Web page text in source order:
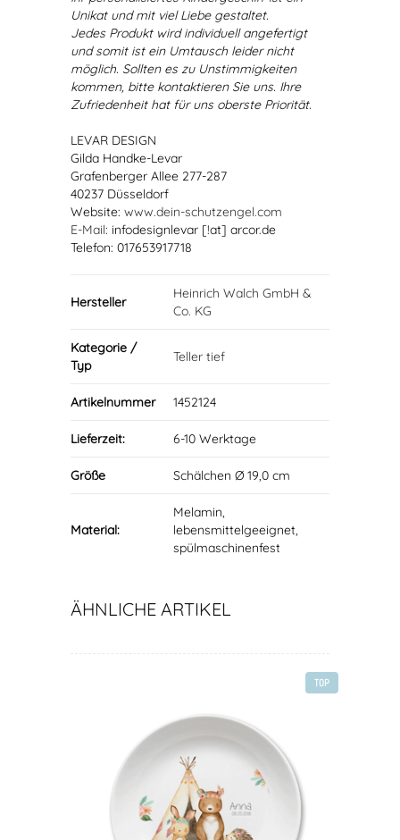
Unikat und mit viel Liebe gestaltet.
Jedes Produkt wird individuell angefertigt
und somit ist ein Umtausch leider nicht
möglich. Sollten es zu Unstimmigkeiten
kommen, bitte kontaktieren Sie uns. Ihre
Zufriedenheit hat für uns oberste Priorität.
LEVAR DESIGN
Gilda Handke-Levar
Grafenberger Allee 277-287
40237 Düsseldorf
Website: www.dein-schutzengel.com
E-Mail: infodesignlevar [!at] arcor.de
Telefon: 017653917718
Hersteller
Heinrich Walch GmbH &
Co. KG
Kategorie /
Typ
Teller tief
Artikelnummer 1452124
Lieferzeit: 6-10 Werktage
Größe Schälchen Ø 19,0 cm
Material:
Melamin,
lebensmittelgeeignet,
spülmaschinenfest
ÄHNLICHE ARTIKEL
TOP